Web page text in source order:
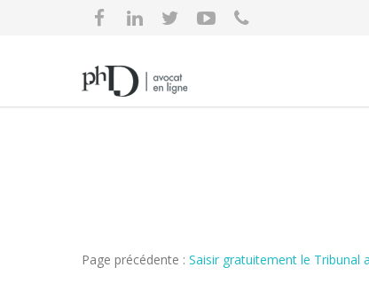
Page précédente : Saisir gratuitement le Tribunal